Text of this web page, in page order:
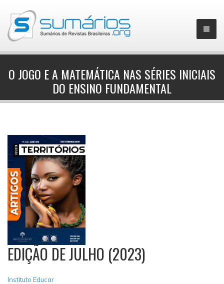
O JOGO E A MATEMÁTICA NAS SÉRIES INICIAIS
DO ENSINO FUNDAMENTAL
EDIÇÃO DE JULHO (2023)
Instituto Educar